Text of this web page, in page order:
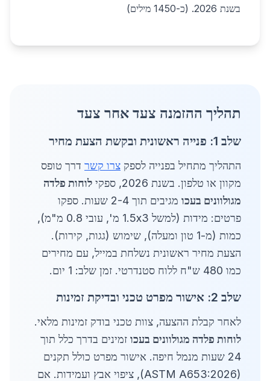
בשנת 2026. (כ-1450 מילים)
תהליך ההזמנה צעד אחר צעד
שלב 1: פנייה ראשונית ובקשת הצעת מחיר
התהליך מתחיל בפנייה לספק צרו קשר דרך טופס
מקוון או טלפון. בשנת 2026, ספקי
לוחות פלדה
מגולוונים בעכו
מגיבים תוך 2-4 שעות. ספקו
פרטים: מידות (למשל 1.5x3 מ', עובי 0.8 מ"מ),
כמות (מ-1 טון ומעלה), שימוש (גגות, קירות).
הצעת מחיר ראשונית נשלחת במייל, עם מחירים
כמו 480 ש"ח ללוח סטנדרטי. זמן שלב: 1 יום.
שלב 2: אישור מפרט טכני ובדיקת זמינות
לאחר קבלת ההצעה, צוות טכני בודק זמינות מלאי.
לוחות פלדה מגולוונים בעכו זמינים בדרך כלל תוך
24 שעות מנמל חיפה. אישור מפרט כולל תקנים
(ASTM A653:2026), ציפוי אבץ ועמידות. אם